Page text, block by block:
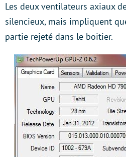
Les deux ventilateurs axiaux
silencieux, mais impliquent
partie rejeté dans le boitier.